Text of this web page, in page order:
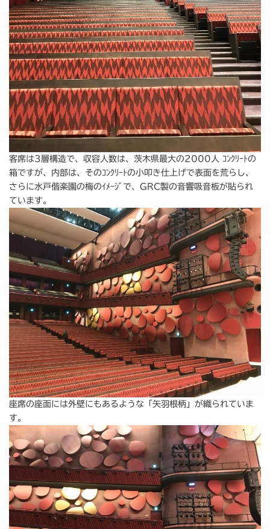
客席は3層構造で、収容人数は、茨木県最大の2000人 ｺﾝｸﾘｰﾄの
箱ですが、内部は、そのｺﾝｸﾘｰﾄの小叩き仕上げで表面を荒らし、
さらに水戸偕楽園の梅のｲﾒｰｼﾞで、GRC製の音響吸音板が貼られ
ています。
座席の座面には外壁にもあるような「矢羽根柄」が織られていま
す。